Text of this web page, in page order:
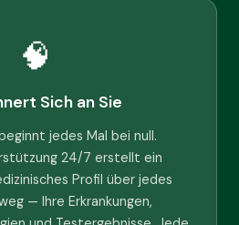
🧠
Sich an Sie
jedes Mal bei null.
24/7 erstellt ein
Profil über jedes
— Ihre Erkrankungen,